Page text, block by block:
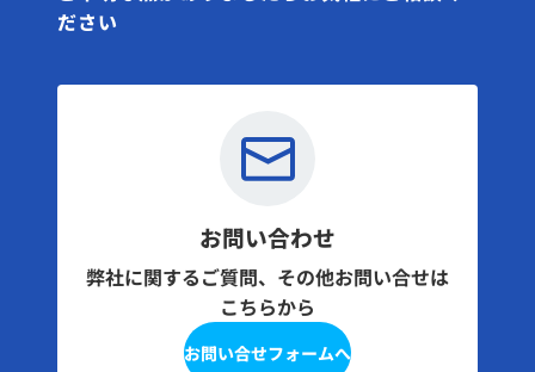
ださい
お問い合わせ
弊社に関するご質問、その他お問い合せは
こちらから
お問い合せフォームへ